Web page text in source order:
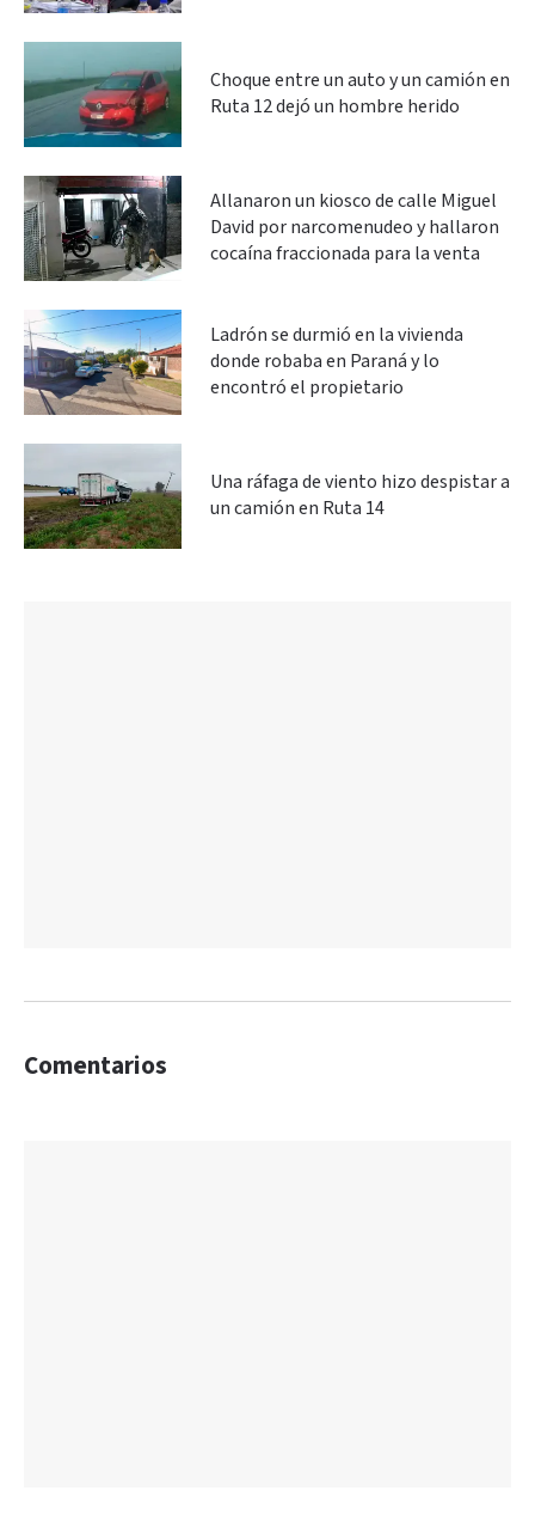
Choque entre un auto y un camión en
Ruta 12 dejó un hombre herido
Allanaron un kiosco de calle Miguel
David por narcomenudeo y hallaron
cocaína fraccionada para la venta
Ladrón se durmió en la vivienda
donde robaba en Paraná y lo
encontró el propietario
Una ráfaga de viento hizo despistar a
un camión en Ruta 14
Comentarios